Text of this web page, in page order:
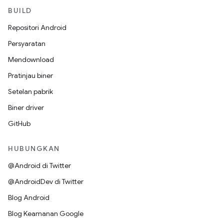
BUILD
Repositori Android
Persyaratan
Mendownload
Pratinjau biner
Setelan pabrik
Biner driver
GitHub
HUBUNGKAN
@Android di Twitter
@AndroidDev di Twitter
Blog Android
Blog Keamanan Google